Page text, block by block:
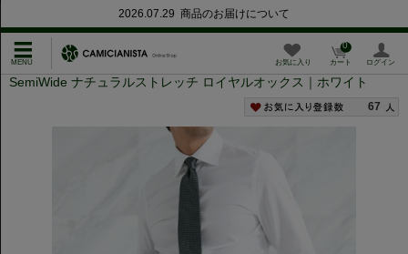
2026.07.29 商品のお届けについて
お気に入り カート
0
ログイン
SemiWide ナチュラルストレッチ ロイヤルオックス｜ホワイト
67